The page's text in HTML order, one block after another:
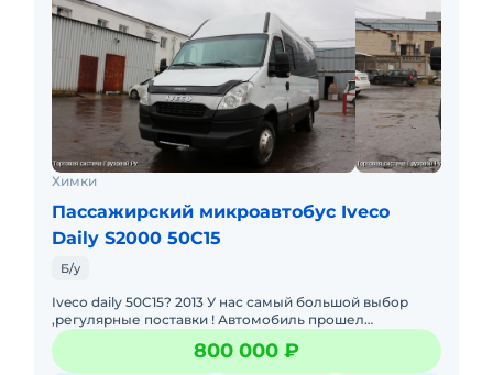
Химки
Пассажирский микроавтобус Iveco
Daily S2000 50C15
Б/у
Iveco daily 50C15? 2013 У нас самый большой выбор
,регулярные поставки ! Автомобиль прошел
предпродажную подготовку. пробег 155004
Количество посадочных мест 18
800 000 ₽